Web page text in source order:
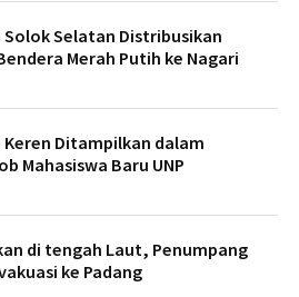
Solok Selatan Distribusikan
Merah Putih ke Nagari
Keren Ditampilkan dalam
Mahasiswa Baru UNP
di tengah Laut, Penumpang
ke Padang